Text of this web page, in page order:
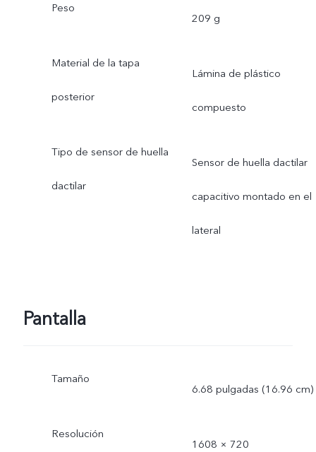
Peso
209 g
Material de la tapa
posterior
Lámina de plástico
compuesto
Tipo de sensor de huella
dactilar
Sensor de huella dactilar
capacitivo montado en el
lateral
Pantalla
Tamaño
6.68 pulgadas (16.96 cm)
Resolución
1608 × 720